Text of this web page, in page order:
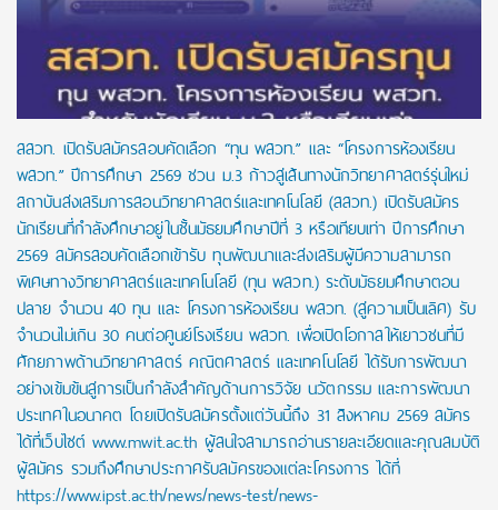
สสวท. เปิดรับสมัครสอบคัดเลือก “ทุน พสวท.” และ “โครงการห้องเรียน
พสวท.” ปีการศึกษา 2569 ชวน ม.3 ก้าวสู่เส้นทางนักวิทยาศาสตร์รุ่นใหม่
สถาบันส่งเสริมการสอนวิทยาศาสตร์และเทคโนโลยี (สสวท.) เปิดรับสมัคร
นักเรียนที่กำลังศึกษาอยู่ในชั้นมัธยมศึกษาปีที่ 3 หรือเทียบเท่า ปีการศึกษา
2569 สมัครสอบคัดเลือกเข้ารับ ทุนพัฒนาและส่งเสริมผู้มีความสามารถ
พิเศษทางวิทยาศาสตร์และเทคโนโลยี (ทุน พสวท.) ระดับมัธยมศึกษาตอน
ปลาย จำนวน 40 ทุน และ โครงการห้องเรียน พสวท. (สู่ความเป็นเลิศ) รับ
จำนวนไม่เกิน 30 คนต่อศูนย์โรงเรียน พสวท. เพื่อเปิดโอกาสให้เยาวชนที่มี
ศักยภาพด้านวิทยาศาสตร์ คณิตศาสตร์ และเทคโนโลยี ได้รับการพัฒนา
อย่างเข้มข้นสู่การเป็นกำลังสำคัญด้านการวิจัย นวัตกรรม และการพัฒนา
ประเทศในอนาคต โดยเปิดรับสมัครตั้งแต่วันนี้ถึง 31 สิงหาคม 2569 สมัคร
ได้ที่เว็บไซต์ www.mwit.ac.th ผู้สนใจสามารถอ่านรายละเอียดและคุณสมบัติ
ผู้สมัคร รวมถึงศึกษาประกาศรับสมัครของแต่ละโครงการ ได้ที่
https://www.ipst.ac.th/news/news-test/news-